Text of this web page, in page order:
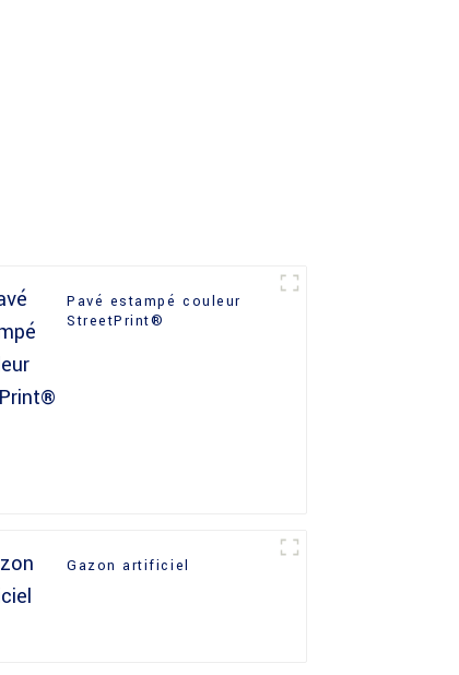
Pavé estampé couleur
StreetPrint®
Gazon artificiel